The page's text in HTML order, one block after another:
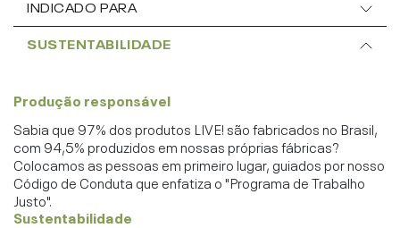
INDICADO PARA
SUSTENTABILIDADE
Produção responsável
Sabia que 97% dos produtos LIVE! são fabricados no Brasil,
com 94,5% produzidos em nossas próprias fábricas?
Colocamos as pessoas em primeiro lugar, guiados por nosso
Código de Conduta que enfatiza o "Programa de Trabalho
Justo".
Sustentabilidade